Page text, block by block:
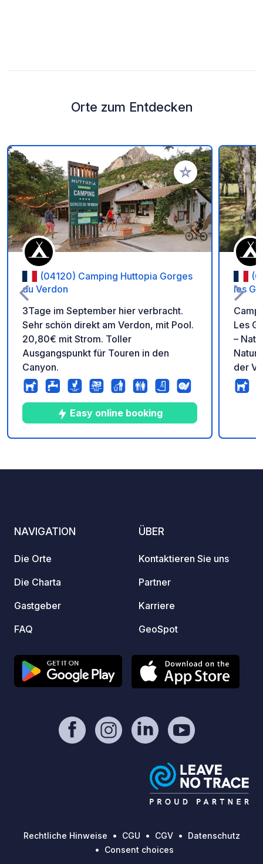
Orte zum Entdecken
Zu Ihren Favoriten
(04120) Camping Huttopia Gorges
du Verdon
3Tage im September hier verbracht.
Sehr schön direkt am Verdon, mit Pool.
20,80€ mit Strom. Toller
Ausgangspunkt für Touren in den
Canyon.
Easy online booking
les
Les
–
der
11
NAVIGATION
Die Orte
Die Charta
Gastgeber
FAQ
ÜBER
Kontaktieren Sie uns
Partner
Karriere
GeoSpot
Rechtliche Hinweise CGU CGV
Datenschutz
Consent choices